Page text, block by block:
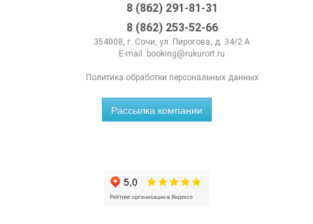
8 (862) 291-81-31
8 (862) 253-52-66
354008, г. Сочи, ул. Пирогова, д. 34/2 А
E-mail: booking@rukurort.ru
Политика обработки персональных данных
Рассылка компании